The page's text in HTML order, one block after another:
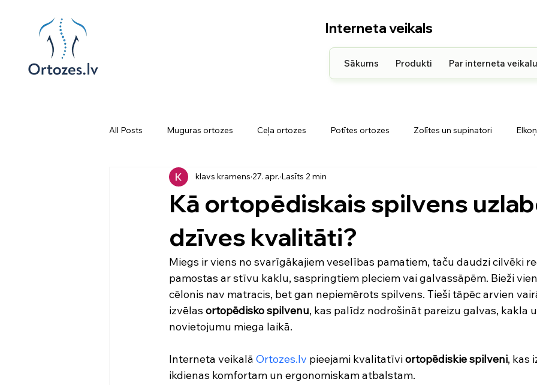
Sākums Produkti Par interneta
Interneta veikals
All Posts Muguras ortozes Ceļa ortozes Potītes ortozes Zolītes un supinatori
Pārvietošanās palīglīdzekļi Kakla ortozes
Kā ortopēdiskais spilvens
dzīves kvalitāti?
klavs kramens 27. apr. Lasīts 2 min
Miegs ir viens no svarīgākajiem veselības pamatiem, taču daudzi cilvēki
pamostas ar stīvu kaklu, saspringtiem pleciem vai galvassāpēm. Bieži
cēlonis nav matracis, bet gan nepiemērots spilvens. Tieši tāpēc arvien
izvēlas ortopēdisko spilvenu, kas palīdz nodrošināt pareizu galvas, kakla
novietojumu miega laikā.
Interneta veikalā Ortozes.lv pieejami kvalitatīvi ortopēdiskie spilveni, kas
ikdienas komfortam un ergonomiskam atbalstam.